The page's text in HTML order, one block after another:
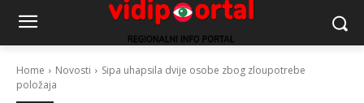
Home Novosti
Sipa uhapsila dvije osobe zbog zloupotrebe
položaja